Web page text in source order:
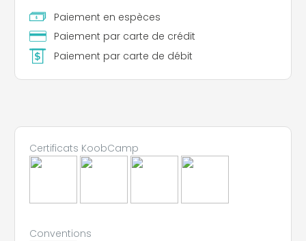
Paiement en espèces
Paiement par carte de crédit
Paiement par carte de débit
Certificats KoobCamp
Conventions